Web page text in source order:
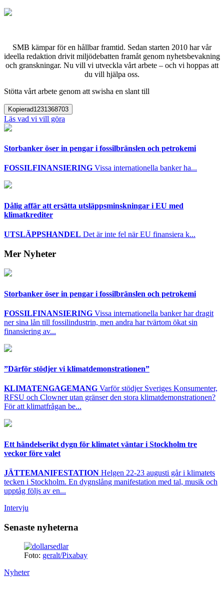
SMB kämpar för en hållbar framtid. Sedan starten 2010 har vår
ideella redaktion drivit miljödebatten framåt genom nyhetsbevakning
och granskningar. Nu vill vi utveckla vårt arbete – och vi hoppas att
du vill hjälpa oss.
Stötta vårt arbete genom att swisha en slant till
Kopierad1231368703
Läs vad vi vill göra
Storbanker öser in pengar i fossilbränslen och petrokemi
FOSSILFINANSIERING Vissa internationella banker ha...
Dålig affär att ersätta utsläppsminskningar i EU med
klimatkrediter
UTSLÄPPSHANDEL Det är inte fel när EU finansiera k...
Mer Nyheter
Storbanker öser in pengar i fossilbränslen och petrokemi
FOSSILFINANSIERING Vissa internationella banker har dragit
ner sina lån till fossilindustrin, men andra har tvärtom ökat sin
finansiering av...
”Därför stödjer vi klimatdemonstrationen”
KLIMATENGAGEMANG Varför stödjer Sveriges Konsumenter,
RFSU och Clowner utan gränser den stora klimatdemonstrationen?
För att klimatfrågan be...
Ett händelserikt dygn för klimatet väntar i Stockholm tre
veckor före valet
JÄTTEMANIFESTATION Helgen 22-23 augusti går i klimatets
tecken i Stockholm. En dygnslång manifestation med tal, musik och
upptåg följs av en...
Intervju
Senaste nyheterna
Foto: geralt/Pixabay
Nyheter